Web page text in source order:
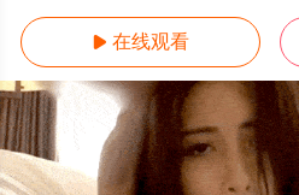
 在线观看